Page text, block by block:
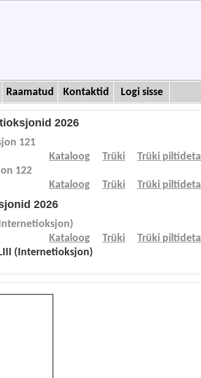
Raamatud Kontaktid Logi sisse
2026
121
Kataloog
Trüki
Trüki piltideta
122
Kataloog
Trüki Trüki piltideta
2026
Kataloog
Trüki
Trüki piltideta
(Internetioksjon)